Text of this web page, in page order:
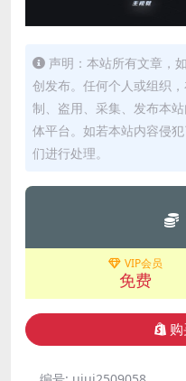
声明：本站所有文章，
创发布。任何个人或组织
制、盗用、采集、发布本
体平台。如若本站内容侵
们进行处理。
VIP会员
免费